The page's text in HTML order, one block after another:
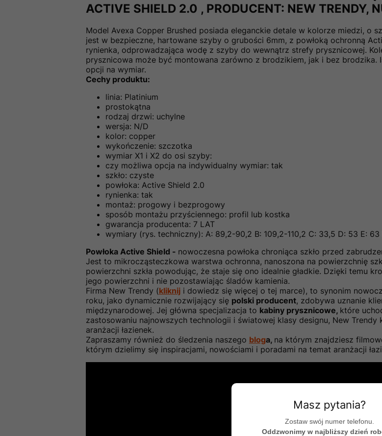
ACTIVE SHIELD 2.0 , PRODUCENT: NEW TRENDY,
Model Avexa Copper Brushed posiada eleganckie detale w kolorze miedzi, o
jest w bezpieczne, hartowane szyby o grubości 6mm, z powłoką ochronną
rynienka, odprowadzająca wodę z szyby do wewnątrz strefy prysznicowej.
prysznicowa może być montowana zarówno z brodzikiem, jak i bez
opcji na wymiar.
Cechy produktu:
linia: Platinium
prostokątna
rodzaj drzwi: uchylne
wersja: N/D
kolor: copper
wykończenie: szczotka
wymiar X1 i X2 do osi szyby:
czy możliwa opcja na indywidualny wymiar: tak
szkło: czyste
powłoka: Active Shield 2.0
rynienka: tak
montaż: progowy i bezprogowy
sposób montażu przyściennego: profil lub kostka
gwarancja producenta: 7 LAT
wymiary (rys. techniczny): A: 89,2-90,2 B: 109,2-110,2 C: 33,5 D: 53 E: 63
Powłoka Active Shield - nowoczesna powłoka chroniąca szkło przed
Jest to mikrocząsteczkowa warstwa ochronna, nanoszona na powierzchnię
powierzchni szkła powodując, że staje się ono idealnie gładkie. Dzięki temu
jego powierzchni i nie pozostawiając śladów kamienia.
Firma New Trendy (klikniji dowiedz się więcej o tej marce), to synonim
roku, jako dynamicznie rozwijający się polski producent, zdobywa uznanie
międzynarodowej. Jej główna specjalizacja to kabiny prysznicowe, które
zastosowaniu najnowszych technologii i światowej klasy designu, New
aranżacji łazienek.
Zapraszamy również do śledzenia naszego bloga, na którym znajdziesz
którym dzielimy się inspiracjami, nowościami i poradami na temat aranżacji
Masz pytania?
Zostaw swój numer telefonu.
Oddzwonimy w najbliższy dzień